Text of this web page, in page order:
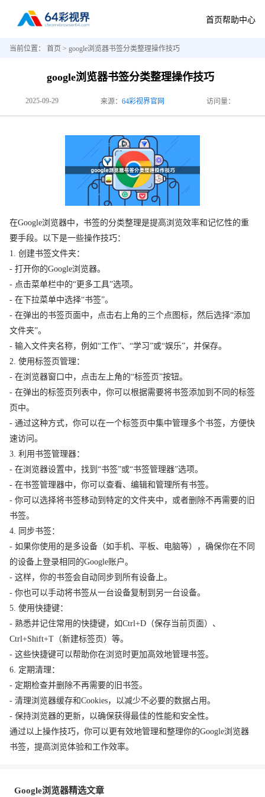
首页帮助中心
当前位置： 首页 > google浏览器书签分类整理操作技巧
google浏览器书签分类整理操作技巧
2025-09-29 来源： 64彩视界官网 访问量：
在Google浏览器中，书签的分类整理是提高浏览效率和记忆性的重
要手段。以下是一些操作技巧：
1. 创建书签文件夹：
- 打开你的Google浏览器。
- 点击菜单栏中的“更多工具”选项。
- 在下拉菜单中选择“书签”。
- 在弹出的书签页面中，点击右上角的三个点图标，然后选择“添加
文件夹”。
- 输入文件夹名称，例如“工作”、“学习”或“娱乐”，并保存。
2. 使用标签页管理：
- 在浏览器窗口中，点击左上角的“标签页”按钮。
- 在弹出的标签页列表中，你可以根据需要将书签添加到不同的标签
页中。
- 通过这种方式，你可以在一个标签页中集中管理多个书签，方便快
速访问。
3. 利用书签管理器：
- 在浏览器设置中，找到“书签”或“书签管理器”选项。
- 在书签管理器中，你可以查看、编辑和管理所有书签。
- 你可以选择将书签移动到特定的文件夹中，或者删除不再需要的旧
书签。
4. 同步书签：
- 如果你使用的是多设备（如手机、平板、电脑等），确保你在不同
的设备上登录相同的Google账户。
- 这样，你的书签会自动同步到所有设备上。
- 你也可以手动将书签从一台设备复制到另一台设备。
5. 使用快捷键：
- 熟悉并记住常用的快捷键，如Ctrl+D（保存当前页面）、
Ctrl+Shift+T（新建标签页）等。
- 这些快捷键可以帮助你在浏览时更加高效地管理书签。
6. 定期清理：
- 定期检查并删除不再需要的旧书签。
- 清理浏览器缓存和Cookies，以减少不必要的数据占用。
- 保持浏览器的更新，以确保获得最佳的性能和安全性。
通过以上操作技巧，你可以更有效地管理和整理你的Google浏览器
书签，提高浏览体验和工作效率。
Google浏览器精选文章